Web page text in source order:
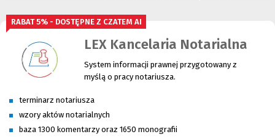
RABAT 5% - DOSTĘPNE Z CZATEM AI
LEX Kancelaria Notarialna
System informacji prawnej przygotowany z
myślą o pracy notariusza.
terminarz notariusza
wzory aktów notarialnych
baza 1300 komentarzy oraz 1650 monografii